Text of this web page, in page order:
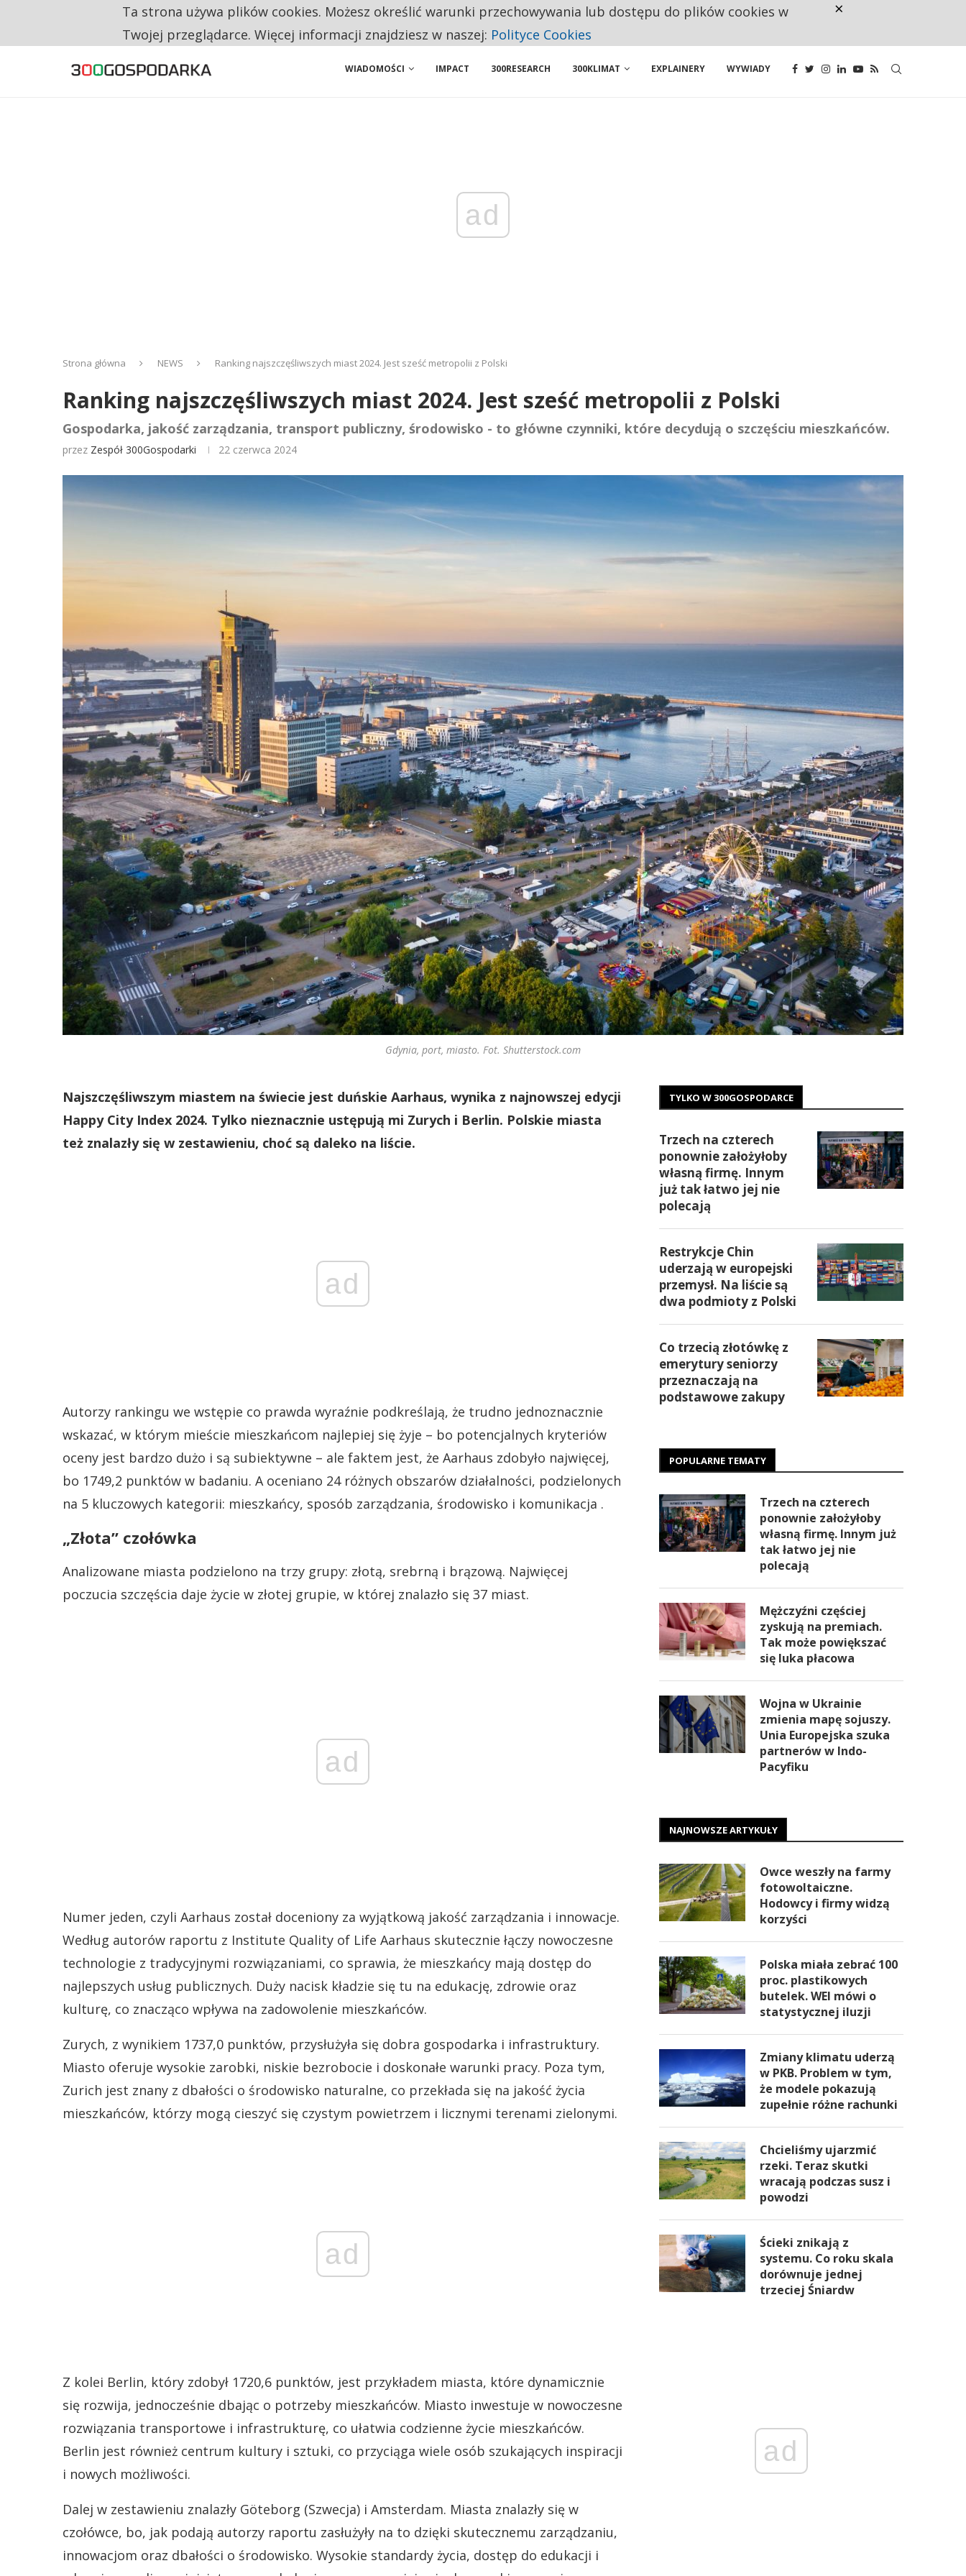
CO TRZECIĄ ZŁOTÓWKĘ Z EMERYTURY SENIORZY PRZEZNACZAJĄ NA PODSTAWOWE ZAKUPY
WIADOMOŚCI IMPACT 300RESEARCH 300KLIMAT EXPLAINERY WYWIADY
ad
Strona główna NEWS Ranking najszczęśliwszych miast 2024. Jest sześć metropolii z Polski
Ranking najszczęśliwszych miast 2024. Jest sześć metropolii z Polski
Gospodarka, jakość zarządzania, transport publiczny, środowisko - to główne czynniki, które decydują o szczęściu mieszkańców.
przez Zespół 300Gospodarki 22 czerwca 2024
Gdynia, port, miasto. Fot. Shutterstock.com
Najszczęśliwszym miastem na świecie jest duńskie Aarhaus, wynika z najnowszej edycji
Happy City Index 2024. Tylko nieznacznie ustępują mi Zurych i Berlin. Polskie miasta
też znalazły się w zestawieniu, choć są daleko na liście.
ad
Autorzy rankingu we wstępie co prawda wyraźnie podkreślają, że trudno jednoznacznie
wskazać, w którym mieście mieszkańcom najlepiej się żyje – bo potencjalnych kryteriów
oceny jest bardzo dużo i są subiektywne – ale faktem jest, że Aarhaus zdobyło najwięcej,
bo 1749,2 punktów w badaniu. A oceniano 24 różnych obszarów działalności, podzielonych
na 5 kluczowych kategorii: mieszkańcy, sposób zarządzania, środowisko i komunikacja .
„Złota” czołówka
Analizowane miasta podzielono na trzy grupy: złotą, srebrną i brązową. Najwięcej
poczucia szczęścia daje życie w złotej grupie, w której znalazło się 37 miast.
ad
Numer jeden, czyli Aarhaus został doceniony za wyjątkową jakość zarządzania i innowacje.
Według autorów raportu z Institute Quality of Life Aarhaus skutecznie łączy nowoczesne
technologie z tradycyjnymi rozwiązaniami, co sprawia, że mieszkańcy mają dostęp do
najlepszych usług publicznych. Duży nacisk kładzie się tu na edukację, zdrowie oraz
kulturę, co znacząco wpływa na zadowolenie mieszkańców.
Zurych, z wynikiem 1737,0 punktów, przysłużyła się dobra gospodarka i infrastruktury.
Miasto oferuje wysokie zarobki, niskie bezrobocie i doskonałe warunki pracy. Poza tym,
Zurich jest znany z dbałości o środowisko naturalne, co przekłada się na jakość życia
mieszkańców, którzy mogą cieszyć się czystym powietrzem i licznymi terenami zielonymi.
ad
Z kolei Berlin, który zdobył 1720,6 punktów, jest przykładem miasta, które dynamicznie
się rozwija, jednocześnie dbając o potrzeby mieszkańców. Miasto inwestuje w nowoczesne
rozwiązania transportowe i infrastrukturę, co ułatwia codzienne życie mieszkańców.
Berlin jest również centrum kultury i sztuki, co przyciąga wiele osób szukających inspiracji
i nowych możliwości.
Dalej w zestawieniu znalazły Göteborg (Szwecja) i Amsterdam. Miasta znalazły się w
czołówce, bo, jak podają autorzy raportu zasłużyły na to dzięki skutecznemu zarządzaniu,
innowacjom oraz dbałości o środowisko. Wysokie standardy życia, dostęp do edukacji i
TYLKO W 300GOSPODARCE
Trzech na czterech
ponownie założyłoby
własną firmę. Innym
już tak łatwo jej nie
polecają
Restrykcje Chin
uderzają w europejski
przemysł. Na liście są
dwa podmioty z Polski
Co trzecią złotówkę z
emerytury seniorzy
przeznaczają na
podstawowe zakupy
POPULARNE TEMATY
Trzech na czterech
ponownie założyłoby
własną firmę. Innym już
tak łatwo jej nie
polecają
Mężczyźni częściej
zyskują na premiach.
Tak może powiększać
się luka płacowa
Wojna w Ukrainie
zmienia mapę sojuszy.
Unia Europejska szuka
partnerów w Indo-
Pacyfiku
NAJNOWSZE ARTYKUŁY
Owce weszły na farmy
fotowoltaiczne.
Hodowcy i firmy widzą
korzyści
Polska miała zebrać 100
proc. plastikowych
butelek. WEI mówi o
statystycznej iluzji
Zmiany klimatu uderzą
w PKB. Problem w tym,
że modele pokazują
zupełnie różne rachunki
Chcieliśmy ujarzmić
rzeki. Teraz skutki
wracają podczas susz i
powodzi
Ścieki znikają z
systemu. Co roku skala
dorównuje jednej
trzeciej Śniardw
ad
Ta strona używa plików cookies. Możesz określić warunki przechowywania lub dostępu do plików cookies w
Twojej przeglądarce. Więcej informacji znajdziesz w naszej: Polityce Cookies
×